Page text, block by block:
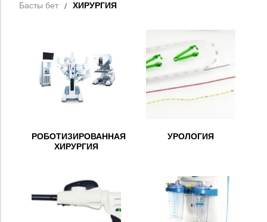
Басты бет ХИРУРГИЯ
РОБОТИЗИРОВАННАЯ
ХИРУРГИЯ
УРОЛОГИЯ